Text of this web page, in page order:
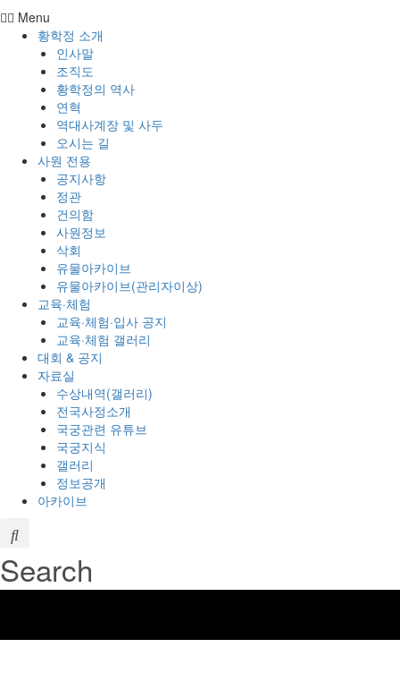
Menu
황학정 소개
인사말
조직도
황학정의 역사
연혁
역대사계장 및 사두
오시는 길
사원 전용
공지사항
정관
건의함
사원정보
삭회
유물아카이브
유물아카이브(관리자이상)
교육·체험
교육·체험·입사 공지
교육·체험 갤러리
대회 & 공지
자료실
수상내역(갤러리)
전국사정소개
국궁관련 유튜브
국궁지식
갤러리
정보공개
아카이브
Search